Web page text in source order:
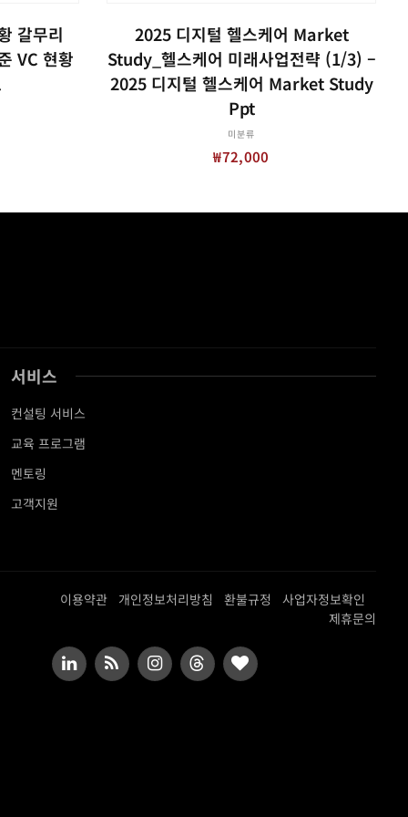
갈무리
VC 현황
2025 디지털 헬스케어 Market
Study_헬스케어 미래사업전략 (1/3) –
2025 디지털 헬스케어 Market Study
Ppt
미분류
₩72,000
서비스
컨설팅 서비스
교육 프로그램
멘토링
고객지원
이용약관 개인정보처리방침 환불규정
사업자정보확인
제휴문의
LinkedInRSS InstagramThreadsBlogLovin